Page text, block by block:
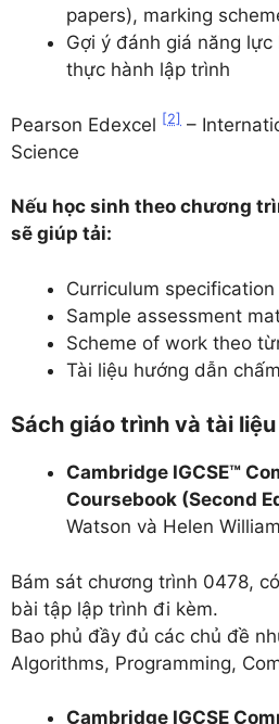
papers), marking
Gợi ý đánh giá năng
thực hành lập trình
Pearson Edexcel [2] –
Science
Nếu học sinh theo chương
sẽ giúp tải:
Curriculum specification
Sample assessment
Scheme of work theo
Tài liệu hướng dẫn
Sách giáo trình và tài
Cambridge IGCSE™
Coursebook (Second
Watson và Helen
Bám sát chương trình 0478,
bài tập lập trình đi kèm.
Bao phủ đầy đủ các chủ đề
Algorithms, Programming,
Cambridge IGCSE